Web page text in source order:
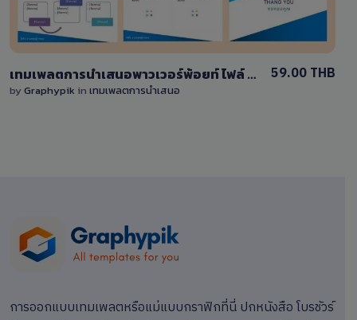
เทมเพลตการนำเสนอพาวเวอร์พ้อยท์ ไฟล์ PPTX โทนสีน้ำเงิน
by Graphypik in เทมเพลตการนำเสนอ
59.00 THB
การออกแบบเทมเพลตหรือแม่แบบกราฟิกที่นี่ ปกหนังสือ โบรชัวร์